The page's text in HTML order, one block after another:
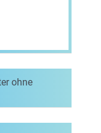
ohne